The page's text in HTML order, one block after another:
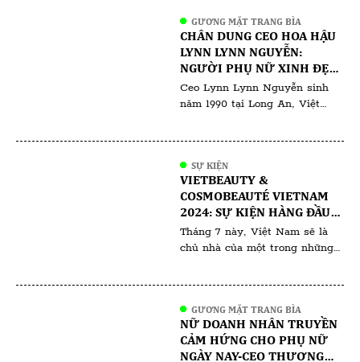
từ tiệm nail chuyên nghiệp đến
những người yêu thích làm nail
tại nhà. Với cam kết về chất
lượng sản phẩm, giá cả […]
GƯƠNG MẶT TRANG BÌA
CHÂN DUNG CEO HOA HẬU
LYNN LYNN NGUYỄN:
NGƯỜI PHỤ NỮ XINH ĐẸP,
TÀI NĂNG VÀ THÀNH ĐẠT
Ceo Lynn Lynn Nguyễn sinh
năm 1990 tại Long An, Việt
hình mảnh mai yếu đuối nhưng
nội lực đầy nhiệt huyết, quyết
tâm học tập vượt qua khó
khăn, thách thức mong muốn
xây dựng […]
SỰ KIỆN
VIETBEAUTY &
COSMOBEAUTÉ VIETNAM
2024: SỰ KIỆN HÀNG ĐẦU
VỀ THẨM MỸ VÀ LÀM ĐẸP
Tháng 7 này, Việt Nam sẽ là
chủ nhà của một trong những
kiện này do Informa Markets
tổ chức, sẽ diễn ra tại Trung
tâm Triển lãm và Hội nghị Sài
GƯƠNG MẶT TRANG BÌA
NỮ DOANH NHÂN TRUYỀN
CẢM HỨNG CHO PHỤ NỮ
NGÀY NAY-CEO THƯƠNG